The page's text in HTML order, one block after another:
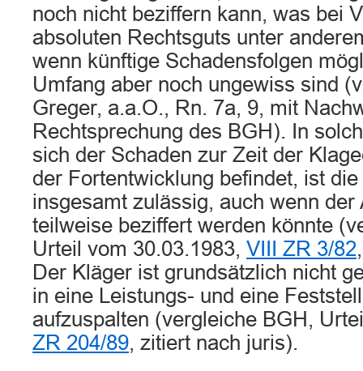
noch nicht beziffern kann, was bei
absoluten Rechtsguts unter
wenn künftige Schadensfolgen
Umfang aber noch ungewiss sind
Greger, a.a.O., Rn. 7a, 9, mit
Rechtsprechung des BGH). In
sich der Schaden zur Zeit der
der Fortentwicklung befindet, ist
insgesamt zulässig, auch wenn der
teilweise beziffert werden könnte
Urteil vom 30.03.1983, VIII ZR 3/82
Der Kläger ist grundsätzlich nicht
in eine Leistungs- und eine
aufzuspalten (vergleiche BGH,
ZR 204/89, zitiert nach juris).